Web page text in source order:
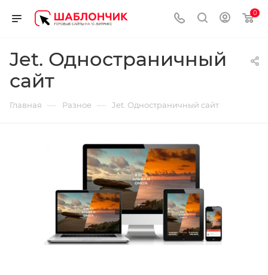
0
Jet. Одностраничный
сайт
Главная — Разное — Jet. Одностраничный сайт